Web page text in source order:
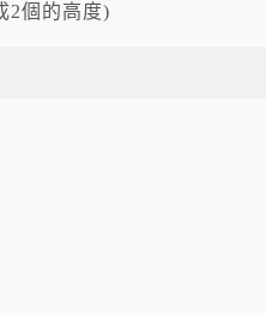
2個的高度)